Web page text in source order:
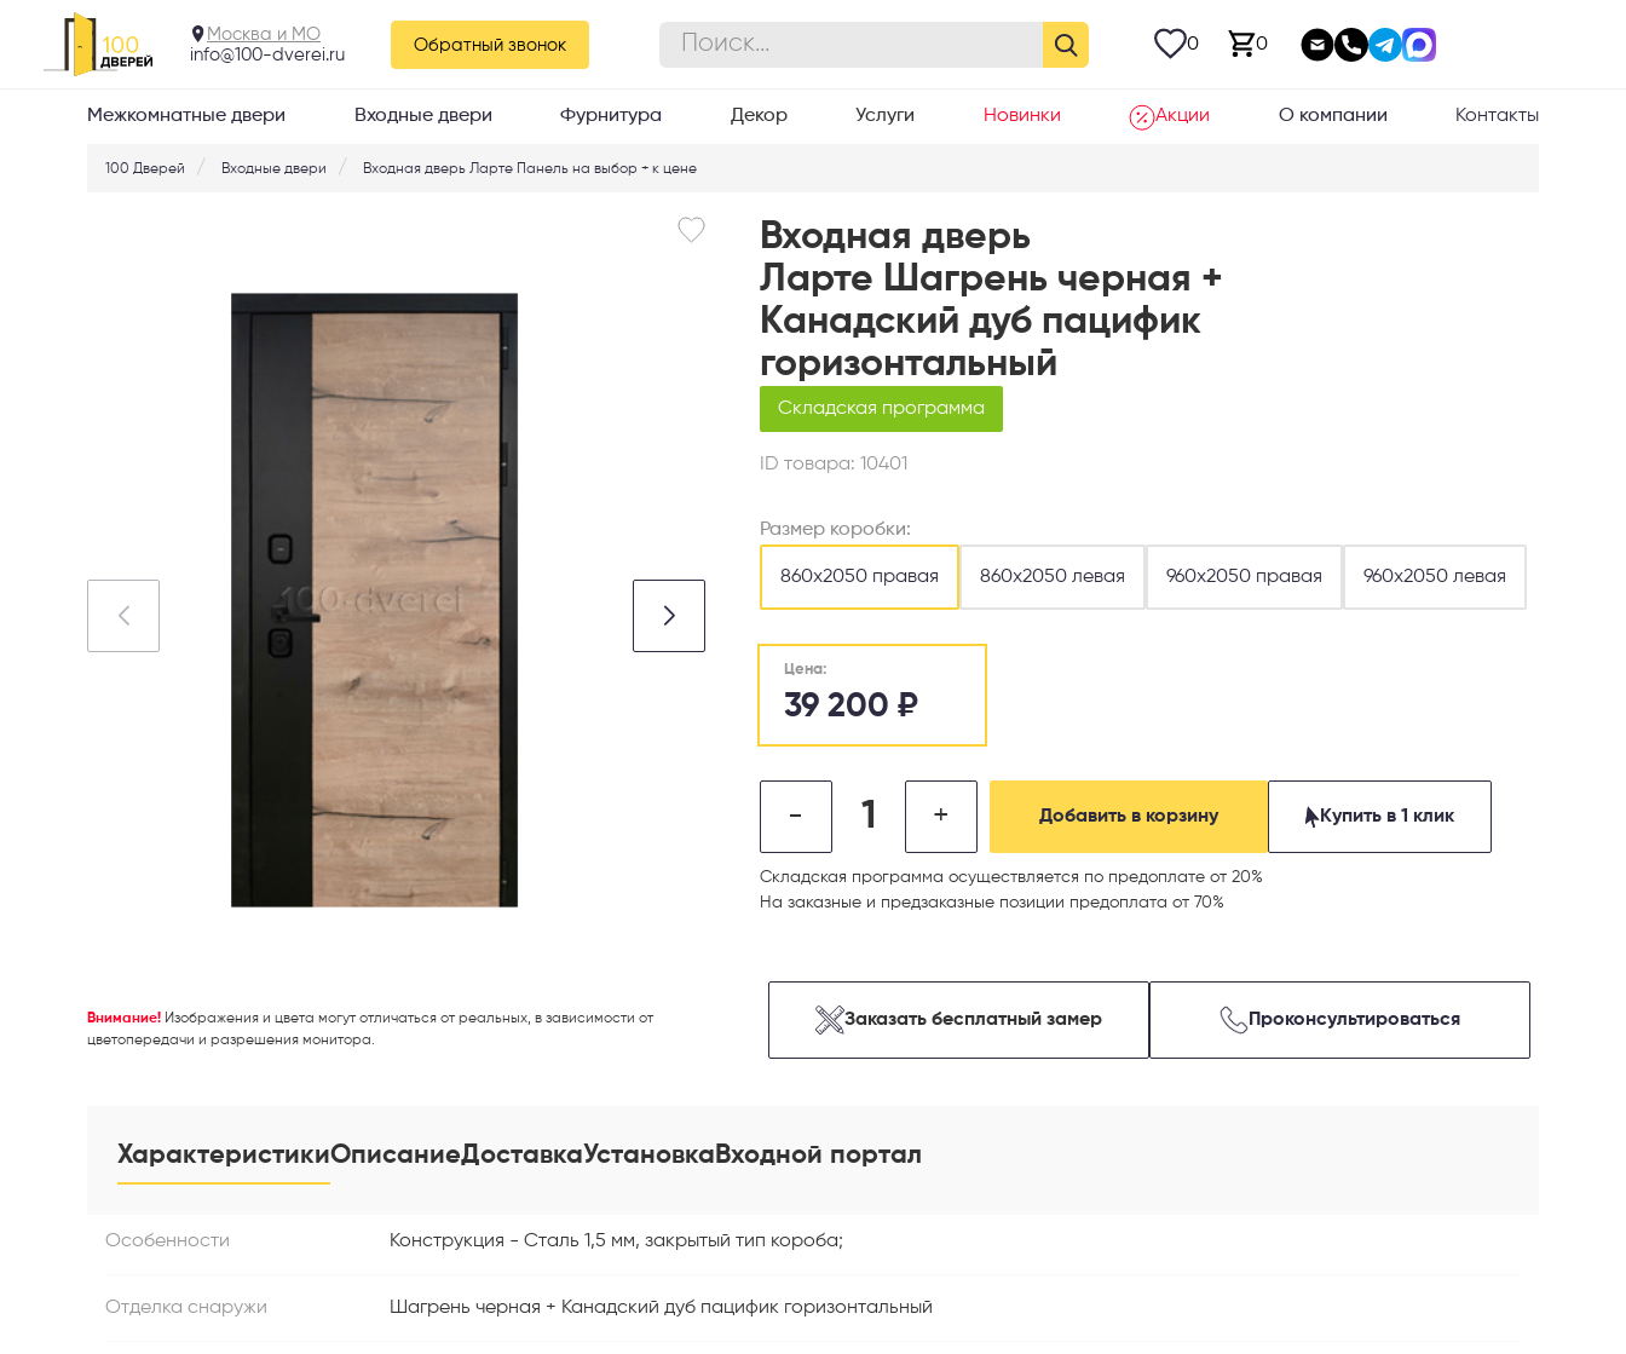
Москва и МО
info@100-dverei.ru
Обратный звонок 0 0
Межкомнатные двери Входные двери Фурнитура Декор Услуги Новинки Акции О компании Контакты
пацифик горизонтальный
100 Дверей Входные двери Входная дверь Ларте Панель на выбор + к цене
Внимание! Изображения и цвета могут отличаться от реальных, в зависимости от
цветопередачи и разрешения монитора.
Входная дверь
Ларте Шагрень черная +
Канадский дуб пацифик
горизонтальный
Складская программа
ID товара: 10401
Размер коробки:
860х2050 правая 860х2050 левая 960х2050 правая 960х2050 левая
Цена:
39 200 ₽
- + Купить в 1 клик
Добавить в корзину
Складская программа осуществляется по предоплате от 20%
На заказные и предзаказные позиции предоплата от 70%
Заказать бесплатный замер Проконсультироваться
ХарактеристикиОписаниеДоставкаУстановка Входной портал
Особенности Конструкция - Сталь 1,5 мм, закрытый тип короба;
Отделка снаружи Шагрень черная + Канадский дуб пацифик горизонтальный